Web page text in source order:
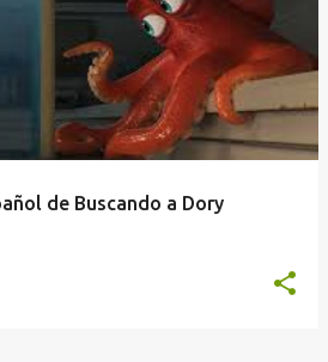
de Buscando a Dory